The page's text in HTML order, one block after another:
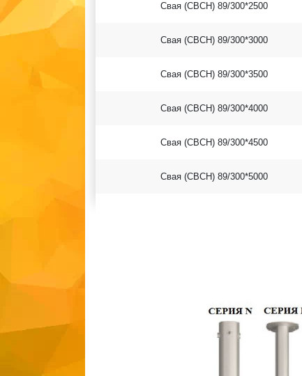
Свая (СВСН) 89/300*2500
Свая (СВСН) 89/300*3000
Свая (СВСН) 89/300*3500
Свая (СВСН) 89/300*4000
Свая (СВСН) 89/300*4500
Свая (СВСН) 89/300*5000